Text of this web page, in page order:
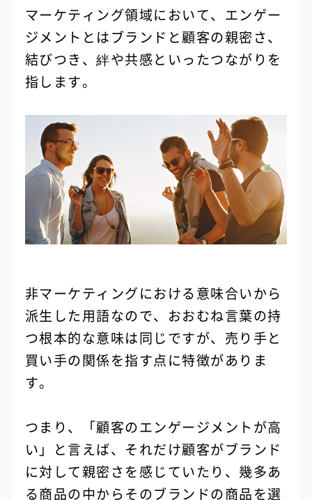
マーケティング領域において、エンゲー
ジメントとはブランドと顧客の親密さ、
結びつき、絆や共感といったつながりを
指します。
非マーケティングにおける意味合いから
派生した用語なので、おおむね言葉の持
つ根本的な意味は同じですが、売り手と
買い手の関係を指す点に特徴がありま
す。
つまり、「顧客のエンゲージメントが高
い」と言えば、それだけ顧客がブランド
に対して親密さを感じていたり、幾多あ
る商品の中からそのブランドの商品を選